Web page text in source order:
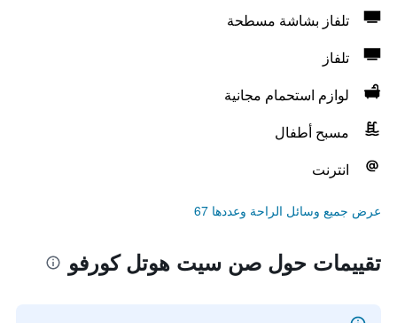
تلفاز بشاشة مسطحة
تلفاز
لوازم استحمام مجانية
مسبح أطفال
انترنت
عرض جميع وسائل الراحة وعددها 67
تقييمات حول صن سيت هوتل كورفو